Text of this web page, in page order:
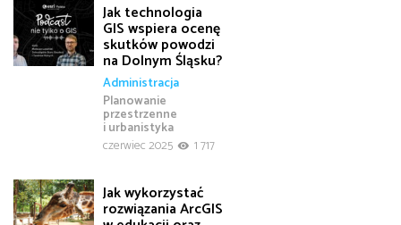
Jak technologia
GIS wspiera ocenę
skutków powodzi
na Dolnym Śląsku?
Administracja
Planowanie
przestrzenne
i urbanistyka
czerwiec 2025
1 717
Jak wykorzystać
rozwiązania ArcGIS